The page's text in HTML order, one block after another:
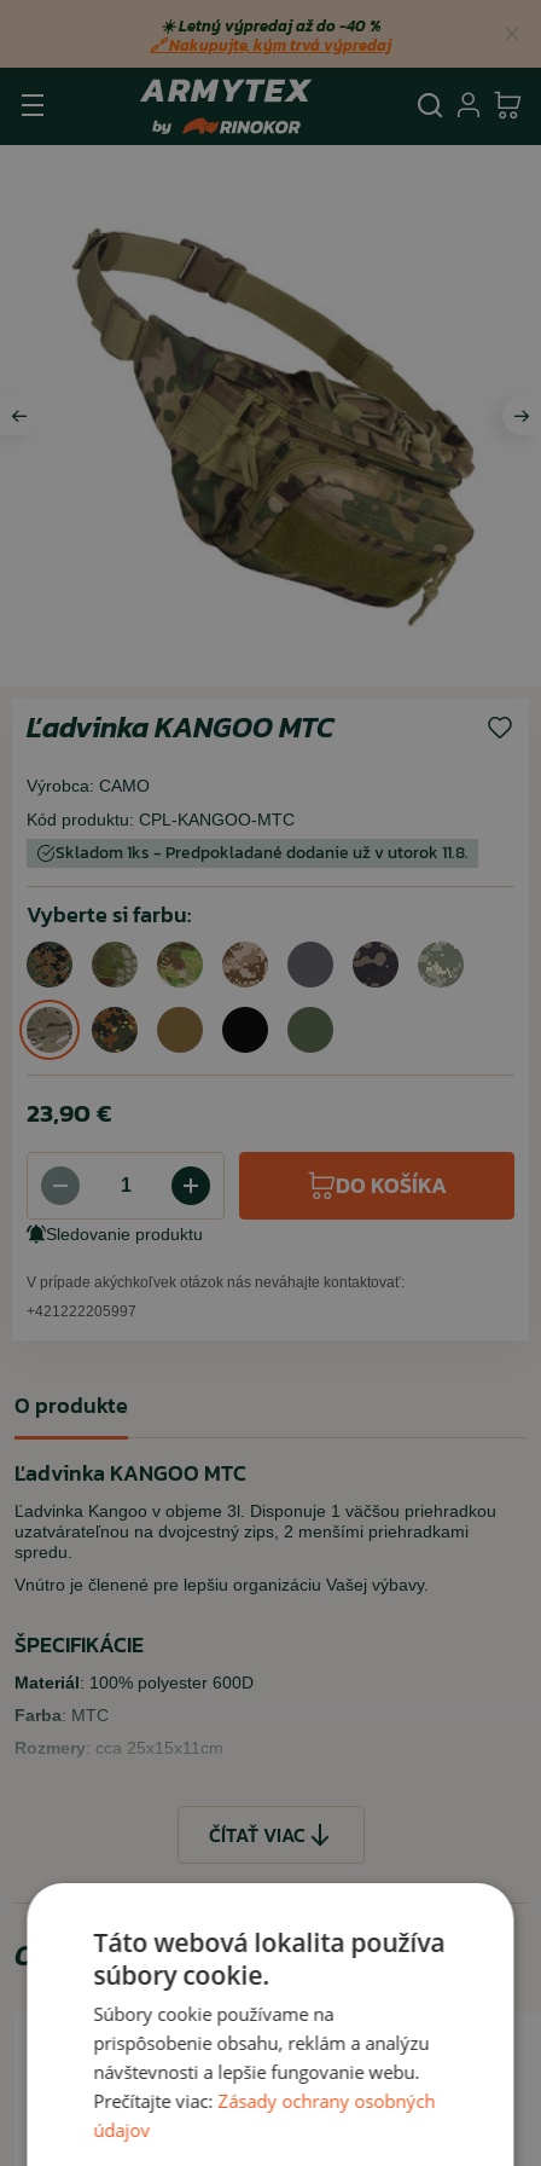
☀️ Letný výpredaj až do −40 %
🔗 Nakupujte, kým trvá výpredaj
Ľadvinka KANGOO MTC
Výrobca: CAMO
Kód produktu: CPL-KANGOO-MTC
Skladom 1ks - Predpokladané dodanie už v utorok 11.8.
Vyberte si farbu:
23,90 €
DO KOŠÍKA
Sledovanie produktu
V prípade akýchkoľvek otázok nás neváhajte kontaktovať:
+421222205997
O produkte
Ľadvinka KANGOO MTC
Ľadvinka Kangoo v objeme 3l. Disponuje 1 väčšou priehradkou
uzatvárateľnou na dvojcestný zips, 2 menšími priehradkami
spredu.
Vnútro je členené pre lepšiu organizáciu Vašej výbavy.
ŠPECIFIKÁCIE
Materiál: 100% polyester 600D
Farba: MTC
Rozmery: cca 25x15x11cm
velcro panel z prednej strany pre pripevnenie patchov
VYUŽITIE
Vhodná najmä na bežné, každodenné nosenie alebo nosenie do
služby v bezpečnostných službách.
ČÍTAŤ MENEJ
ČÍTAŤ VIAC
Odporúčame zakúpiť
Akcia -26%
Táto webová lokalita používa
súbory cookie.
Súbory cookie používame na
prispôsobenie obsahu, reklám a analýzu
návštevnosti a lepšie fungovanie webu.
Prečítajte viac:Zásady ochrany osobných
údajov